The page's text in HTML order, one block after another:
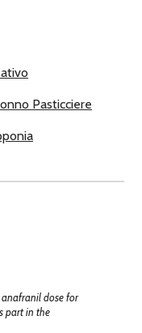
Pasticciere
dose for
part in the